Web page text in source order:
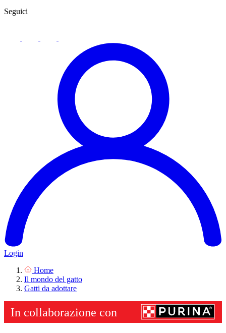
Seguici
Login
Home
Il mondo del gatto
Gatti da adottare